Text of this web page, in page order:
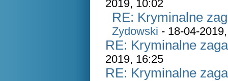
2019, 10:02
RE: Kryminalne
Zydowski - 18-04-
RE: Kryminalne
2019, 16:25
RE: Kryminalne